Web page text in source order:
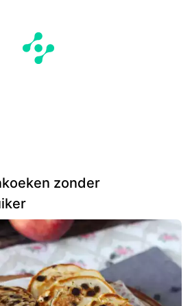
zonder